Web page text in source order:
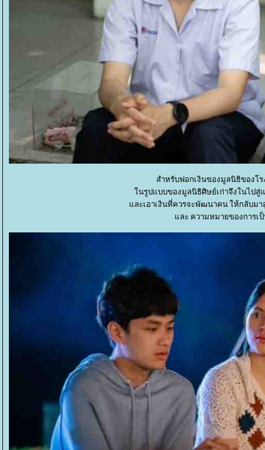
สำหรับฟอกเงินของมูลนิธิของโ
นรูปแบบของมูลนิธิศิษย์เก่าจึงในไปสู่
ละเอาเงินที่ควรจะพัฒนาคน ให้กลับมา
ละ ความหมายของการเ